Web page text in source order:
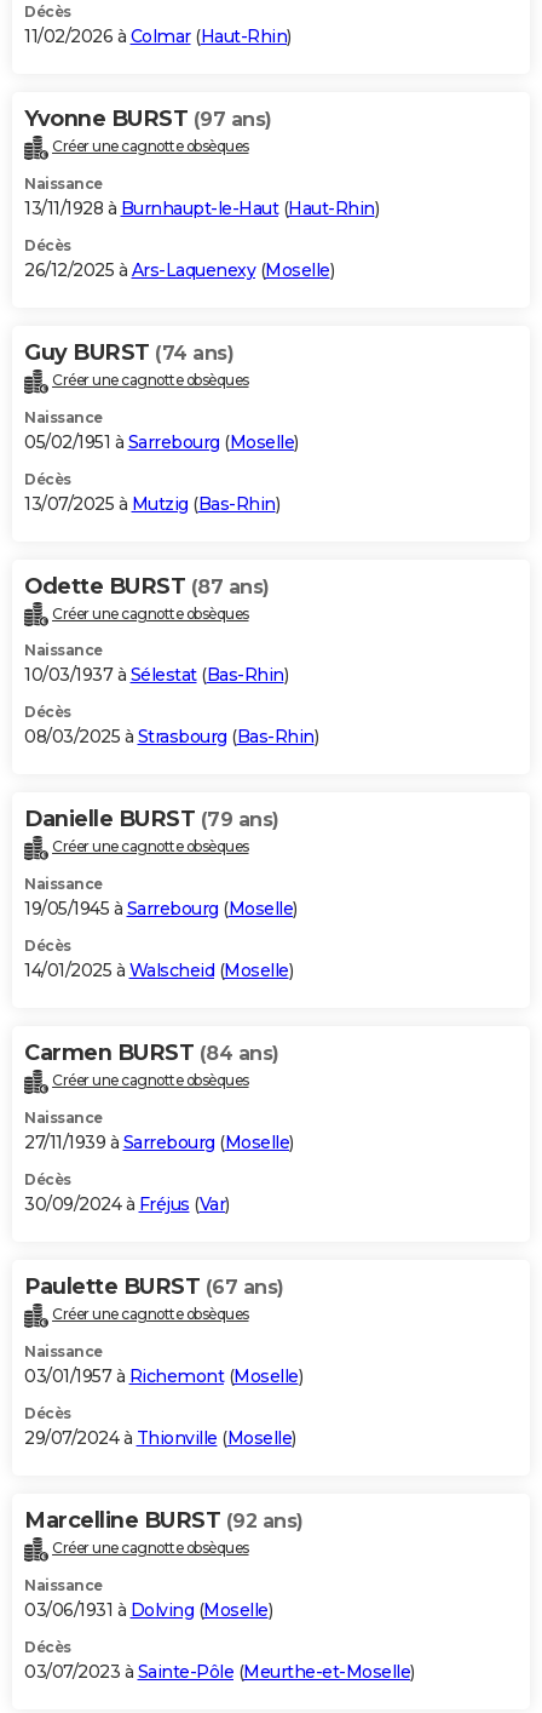
S'inscrire
Se connecter
Lycées
Collèges
Primaires
Universités
Entreprises
Service militaire
Avis de recherche
AVIS DE DÉCÈS
Bricolage
Lifestyle
Culture
Sport
Auto
Television
Voyage
Cinema
Décès
11/02/2026 à Colmar(Haut-Rhin)
Yvonne BURST (97 ans)
Créer une cagnotte obsèques
Naissance
13/11/1928 à Burnhaupt-le-Haut(Haut-Rhin)
Décès
26/12/2025 à Ars-Laquenexy(Moselle)
Guy BURST (74 ans)
Créer une cagnotte obsèques
Naissance
05/02/1951 à Sarrebourg (Moselle)
Décès
13/07/2025 à Mutzig (Bas-Rhin)
Odette BURST (87 ans)
Créer une cagnotte obsèques
Naissance
10/03/1937 à Sélestat(Bas-Rhin)
Décès
08/03/2025 à Strasbourg (Bas-Rhin)
Danielle BURST (79 ans)
Créer une cagnotte obsèques
Naissance
19/05/1945 à Sarrebourg (Moselle)
Décès
14/01/2025 à Walscheid (Moselle)
Carmen BURST (84 ans)
Créer une cagnotte obsèques
Naissance
27/11/1939 à Sarrebourg (Moselle)
Décès
30/09/2024 à Fréjus (Var)
Paulette BURST (67 ans)
Créer une cagnotte obsèques
Naissance
03/01/1957 à Richemont(Moselle)
Décès
29/07/2024 à Thionville (Moselle)
Marcelline BURST (92 ans)
Créer une cagnotte obsèques
Naissance
03/06/1931 à Dolving (Moselle)
Décès
03/07/2023 à Sainte-Pôle (Meurthe-et-Moselle)